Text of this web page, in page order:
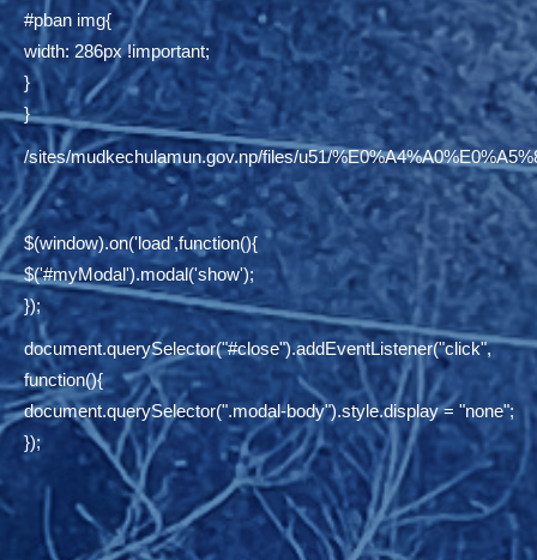
#pban img{
width: 286px !important;
}
}
/sites/mudkechulamun.gov.np/files/u51/
$(window).on('load',function(){
$('#myModal').modal('show');
});
document.querySelector("#close").addEventListener("click",
function(){
document.querySelector(".modal-body").style.display = "none";
});